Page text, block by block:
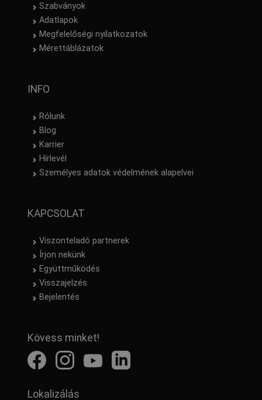
Szabványok
Adatlapok
Megfelelőségi nyilatkozatok
Mérettáblázatok
INFO
Rólunk
Blog
Karrier
Hírlevél
Személyes adatok védelmének alapelvei
KAPCSOLAT
Viszonteladó partnerek
Írjon nekünk
Együttműködés
Visszajelzés
Bejelentés
Kövess minket!
Lokalizálás